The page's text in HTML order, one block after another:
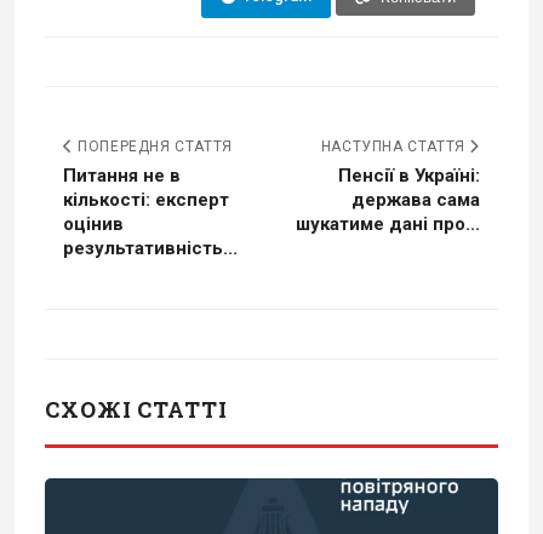
ПОПЕРЕДНЯ СТАТТЯ
Питання не в
кількості: експерт
оцінив
результативність...
НАСТУПНА СТАТТЯ
Пенсії в Україні:
держава сама
шукатиме дані про...
СХОЖІ СТАТТІ